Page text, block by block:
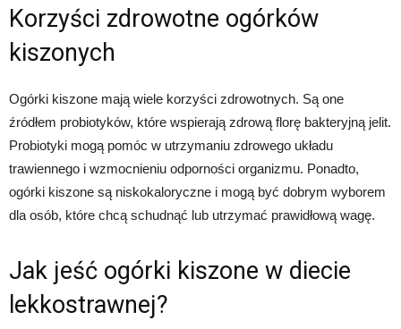
Korzyści zdrowotne ogórków
kiszonych
Ogórki kiszone mają wiele korzyści zdrowotnych. Są one
źródłem probiotyków, które wspierają zdrową florę bakteryjną jelit.
Probiotyki mogą pomóc w utrzymaniu zdrowego układu
trawiennego i wzmocnieniu odporności organizmu. Ponadto,
ogórki kiszone są niskokaloryczne i mogą być dobrym wyborem
dla osób, które chcą schudnąć lub utrzymać prawidłową wagę.
Jak jeść ogórki kiszone w diecie
lekkostrawnej?